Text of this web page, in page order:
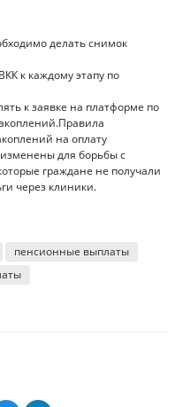
делать снимок
к каждому этапу по
к заявке на платформе по
на оплату
изменены для борьбы с
граждане не получали
через клиники.
пенсионные выплаты
какие льготы и компенсации
банковский счет